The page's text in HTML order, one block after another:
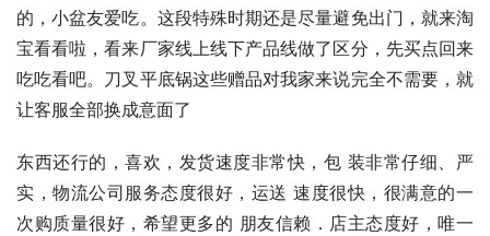
的，小盆友爱吃。这段特殊时期还是尽量避免出门，就来淘
宝看看啦，看来厂家线上线下产品线做了区分，先买点回来
吃吃看吧。刀叉平底锅这些赠品对我家来说完全不需要，就
让客服全部换成意面了
东西还行的，喜欢，发货速度非常快，包 装非常仔细、严
实，物流公司服务态度很好，运送 速度很快，很满意的一
次购质量很好，希望更多的 朋友信赖．店主态度好，唯一